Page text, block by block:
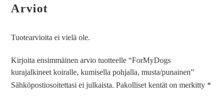
Arviot
Tuotearvioita ei vielä ole.
Kirjoita ensimmäinen arvio tuotteelle “ForMyDogs
kurajalkineet koiralle, kumisella pohjalla, musta/punainen”
Sähköpostiosoitettasi ei julkaista. Pakolliset kentät on merkitty *